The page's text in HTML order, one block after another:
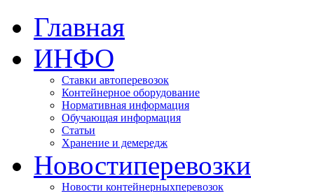
Главная
ИНФО
Ставки автоперевозок
Контейнерное оборудование
Нормативная информация
Обучающая информация
Статьи
Хранение и демередж
Новостиперевозки
Новости контейнерныхперевозок